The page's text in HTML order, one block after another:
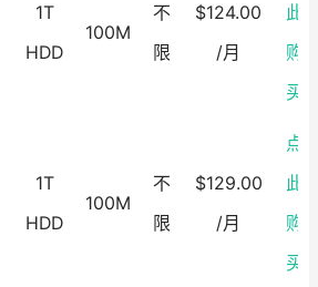
1T
HDD
100M
不
限
$124.00
/月
此
购
买
1T
HDD
100M
不
限
$129.00
/月
点
此
购
买